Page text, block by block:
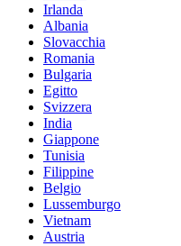
Irlanda
Albania
Slovacchia
Romania
Bulgaria
Egitto
Svizzera
India
Giappone
Tunisia
Filippine
Belgio
Lussemburgo
Vietnam
Austria